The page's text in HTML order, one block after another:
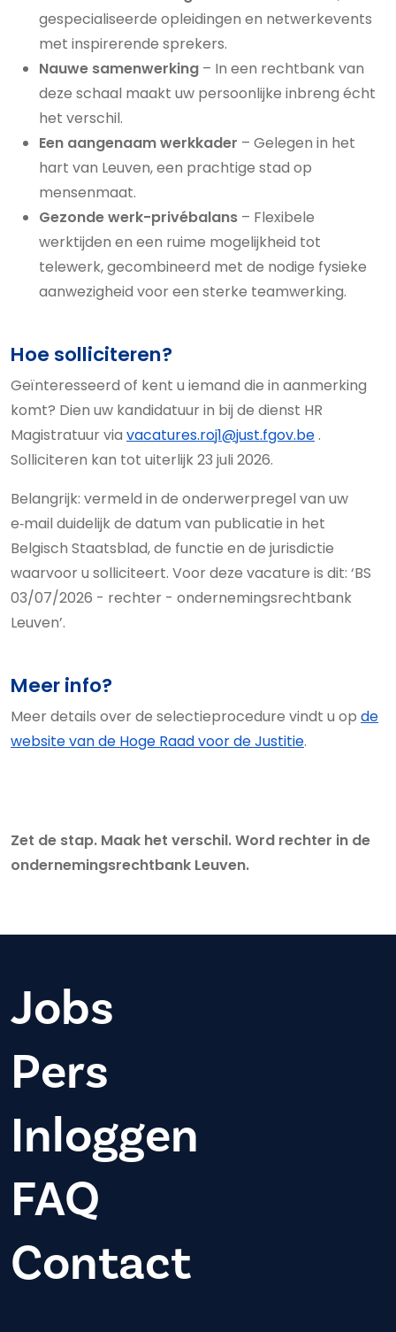
gespecialiseerde opleidingen en netwerkevents
met inspirerende sprekers.
Nauwe samenwerking – In een rechtbank van
deze schaal maakt uw persoonlijke inbreng écht
het verschil.
Een aangenaam werkkader – Gelegen in het
hart van Leuven, een prachtige stad op
mensenmaat.
Gezonde werk-privébalans – Flexibele
werktijden en een ruime mogelijkheid tot
telewerk, gecombineerd met de nodige fysieke
aanwezigheid voor een sterke teamwerking.
Hoe solliciteren?
Geïnteresseerd of kent u iemand die in aanmerking
komt? Dien uw kandidatuur in bij de dienst HR
Magistratuur via vacatures.roj1@just.fgov.be.
Solliciteren kan tot uiterlijk 23 juli 2026.
Belangrijk: vermeld in de onderwerpregel van uw
e‑mail duidelijk de datum van publicatie in het
Belgisch Staatsblad, de functie en de jurisdictie
waarvoor u solliciteert. Voor deze vacature is dit: ‘BS
03/07/2026 - rechter - ondernemingsrechtbank
Leuven’.
Meer info?
Meer details over de selectieprocedure vindt u op de
website van de Hoge Raad voor de Justitie.
Zet de stap. Maak het verschil. Word rechter in de
ondernemingsrechtbank Leuven.
Jobs
Pers
Inloggen
FAQ
Contact